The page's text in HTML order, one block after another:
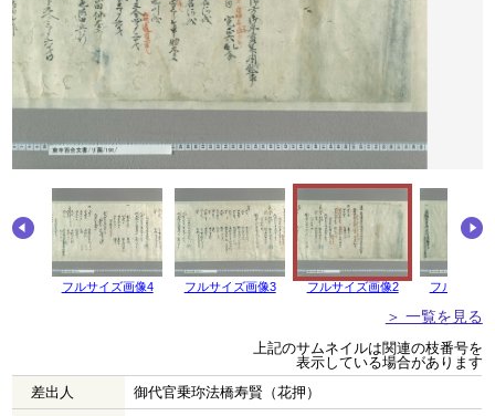
フルサイズ画像4 フルサイズ画像3 フルサイズ画像2 フルサイズ
＞ 一覧を見る
上記のサムネイルは関連の枝番号を
表示している場合があります
差出人
御代官乗珎法橋寿賢（花押）